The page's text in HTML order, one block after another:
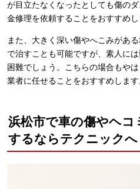
が目立たなくなったとしても傷の
金修理を依頼することをおすすめし
また、大きく深い傷やへこみがあ
で治すことも可能ですが、素人に
困難でしょう。こちらの場合もや
業者に任せることをおすすめします
浜松市で車の傷やヘコ
するならテクニックへ